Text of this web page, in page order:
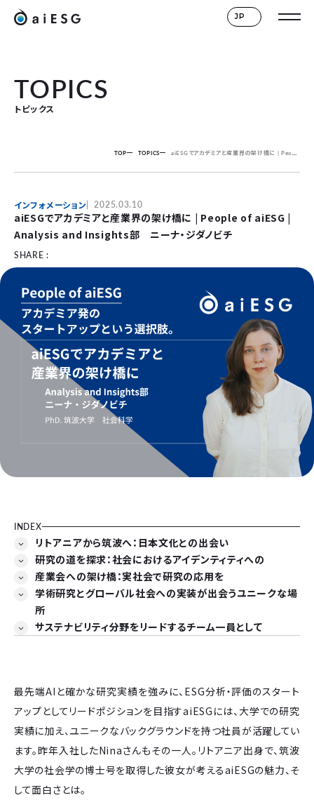
JP
TOPICS
トピックス
TOP TOPICS aiESGでアカデミアと産業界の架け橋に | People of aiESG | Analysis and Insights部 ニーナ・ジダノビチ
インフォメーション 2025.03.10
aiESGでアカデミアと産業界の架け橋に | People of aiESG |
Analysis and Insights部 ニーナ・ジダノビチ
SHARE :
INDEX
リトアニアから筑波へ：日本文化との出会い
研究の道を探求：社会におけるアイデンティティへの
産業会への架け橋：実社会で研究の応用を
学術研究とグローバル社会への実装が出会うユニークな場
所
サステナビリティ分野をリードするチーム一員として
最先端AIと確かな研究実績を強みに、ESG分析・評価のスタート
アップとしてリードポジションを目指すaiESGには、大学での研究
実績に加え、ユニークなバックグラウンドを持つ社員が活躍してい
ます。昨年入社したNinaさんもその一人。リトアニア出身で、筑波
大学の社会学の博士号を取得した彼女が考えるaiESGの魅力、そ
して面白さとは。